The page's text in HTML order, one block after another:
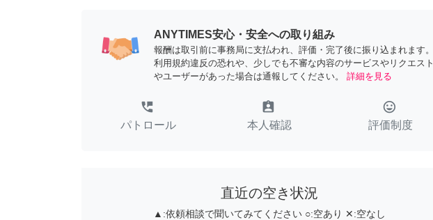
ANYTIMES安心・安全への取り組み
報酬は取引前に事務局に支払われ、評価・完了後に振り込まれます。
利用規約違反の恐れや、少しでも不審な内容のサービスやリクエスト
やユーザーがあった場合は通報してください。
詳細を見る
perm_phone_msg
パトロール
assignment_ind
本人確認
tag_faces
評価制度
直近の空き状況
▲:依頼相談で聞いてみてください ○:空あり ✕:空なし